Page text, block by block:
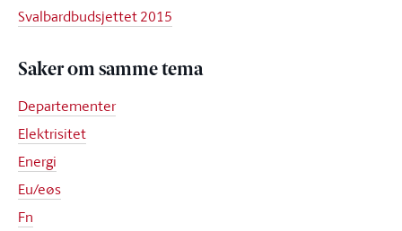
Svalbardbudsjettet 2015
Saker om samme tema
Departementer
Elektrisitet
Energi
Eu/eøs
Fn